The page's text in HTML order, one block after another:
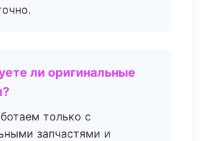
ли оригинальные
только с
запчастями и